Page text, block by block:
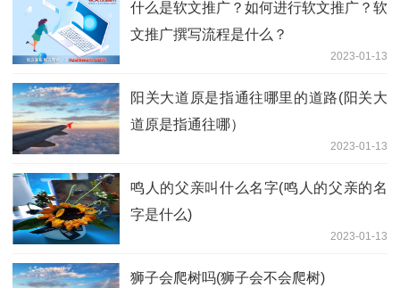
什么是软文推广？如何进行软文推广？软
文推广撰写流程是什么？
2023-01-13
阳关大道原是指通往哪里的道路(阳关大
道原是指通往哪）
2023-01-13
鸣人的父亲叫什么名字(鸣人的父亲的名
字是什么)
2023-01-13
狮子会爬树吗(狮子会不会爬树)